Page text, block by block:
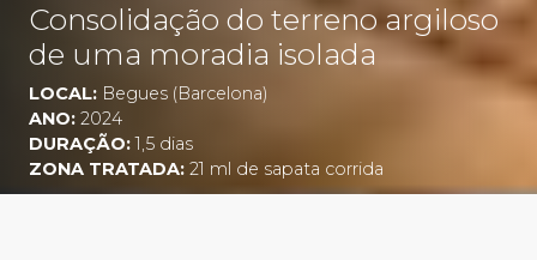
Consolidação do terreno argiloso
de uma moradia isolada
LOCAL: Begues (Barcelona)
ANO: 2024
DURAÇÃO:1,5 dias
ZONA TRATADA: 21 ml de sapata corrida